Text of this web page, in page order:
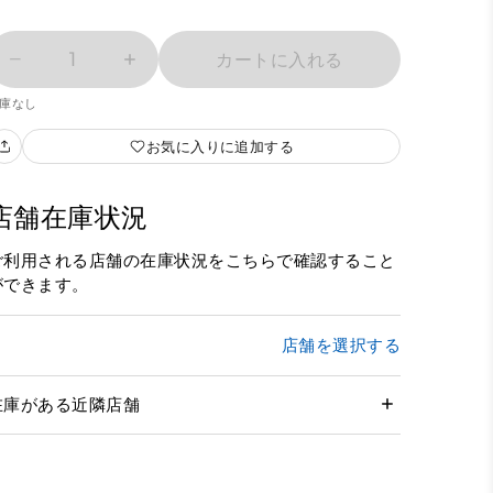
1 カートに入れる
なし
お気に入りに追加する
舗在庫状況
利用される店舗の在庫状況をこちらで確認すること
きます。
店舗を選択する
庫がある近隣店舗